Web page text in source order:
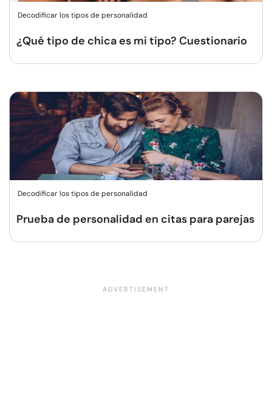
Decodificar los tipos de personalidad
¿Qué tipo de chica es mi tipo? Cuestionario
Decodificar los tipos de personalidad
Prueba de personalidad en citas para parejas